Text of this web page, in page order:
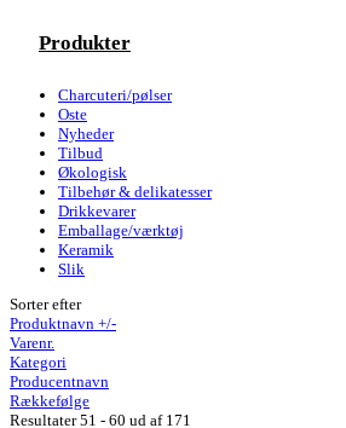
Produkter
Charcuteri/pølser
Oste
Nyheder
Tilbud
Økologisk
Tilbehør & delikatesser
Drikkevarer
Emballage/værktøj
Keramik
Slik
Sorter efter
Produktnavn +/-
Varenr.
Kategori
Producentnavn
Rækkefølge
Resultater 51 - 60 ud af 171